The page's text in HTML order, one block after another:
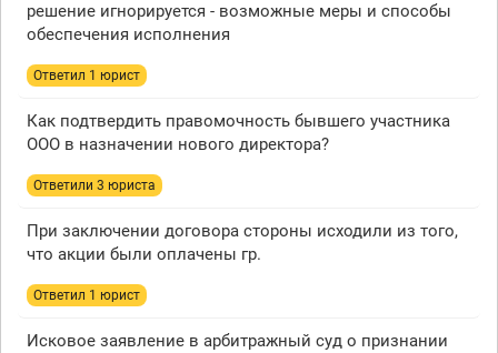
решение игнорируется - возможные меры и способы
обеспечения исполнения
Ответил 1 юрист
Как подтвердить правомочность бывшего участника
ООО в назначении нового директора?
Ответили 3 юристa
При заключении договора стороны исходили из того,
что акции были оплачены гр.
Ответил 1 юрист
Исковое заявление в арбитражный суд о признании